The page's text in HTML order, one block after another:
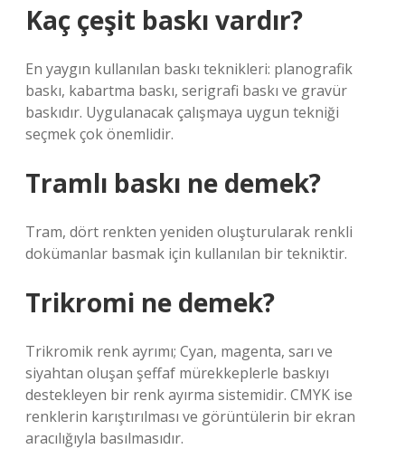
Kaç çeşit baskı vardır?
En yaygın kullanılan baskı teknikleri: planografik
baskı, kabartma baskı, serigrafi baskı ve gravür
baskıdır. Uygulanacak çalışmaya uygun tekniği
seçmek çok önemlidir.
Tramlı baskı ne demek?
Tram, dört renkten yeniden oluşturularak renkli
dokümanlar basmak için kullanılan bir tekniktir.
Trikromi ne demek?
Trikromik renk ayrımı; Cyan, magenta, sarı ve
siyahtan oluşan şeffaf mürekkeplerle baskıyı
destekleyen bir renk ayırma sistemidir. CMYK ise
renklerin karıştırılması ve görüntülerin bir ekran
aracılığıyla basılmasıdır.